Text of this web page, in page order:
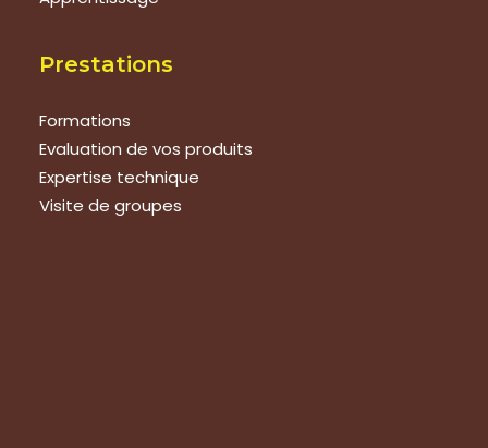
Prestations
Formations
Evaluation de vos produits
Expertise technique
Visite de groupes